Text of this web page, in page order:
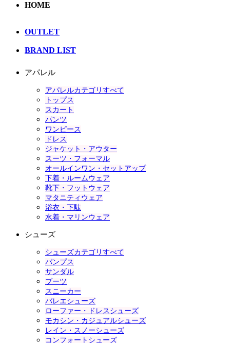
HOME
OUTLET
BRAND LIST
アパレル
アパレルカテゴリすべて
トップス
スカート
パンツ
ワンピース
ドレス
ジャケット・アウター
スーツ・フォーマル
オールインワン・セットアップ
下着・ルームウェア
靴下・フットウェア
マタニティウェア
浴衣・下駄
水着・マリンウェア
シューズ
シューズカテゴリすべて
パンプス
サンダル
ブーツ
スニーカー
バレエシューズ
ローファー・ドレスシューズ
モカシン・カジュアルシューズ
レイン・スノーシューズ
コンフォートシューズ